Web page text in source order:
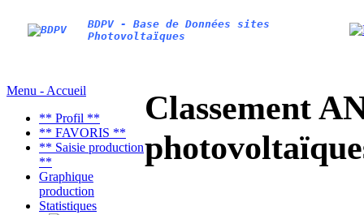
BDPV - Base de Données sites
Photovoltaïques
Menu - Accueil
** Profil **
** FAVORIS **
** Saisie production
**
Graphique
production
Statistiques
Classement